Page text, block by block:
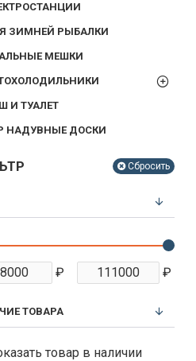
ЗИМНЕЙ РЫБАЛКИ
МЕШКИ
И ТУАЛЕТ
НАДУВНЫЕ ДОСКИ
Сбросить
₽ ₽
ТОВАРА
товар в наличии